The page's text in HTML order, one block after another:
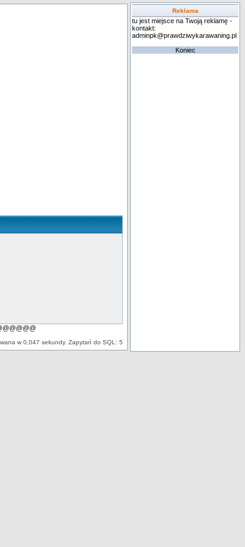
w 0,047 sekundy. Zapytań do SQL: 5
Reklama
tu jest miejsce na Twoją reklamę -
kontakt:
adminpk@prawdziwykarawaning.pl
Koniec